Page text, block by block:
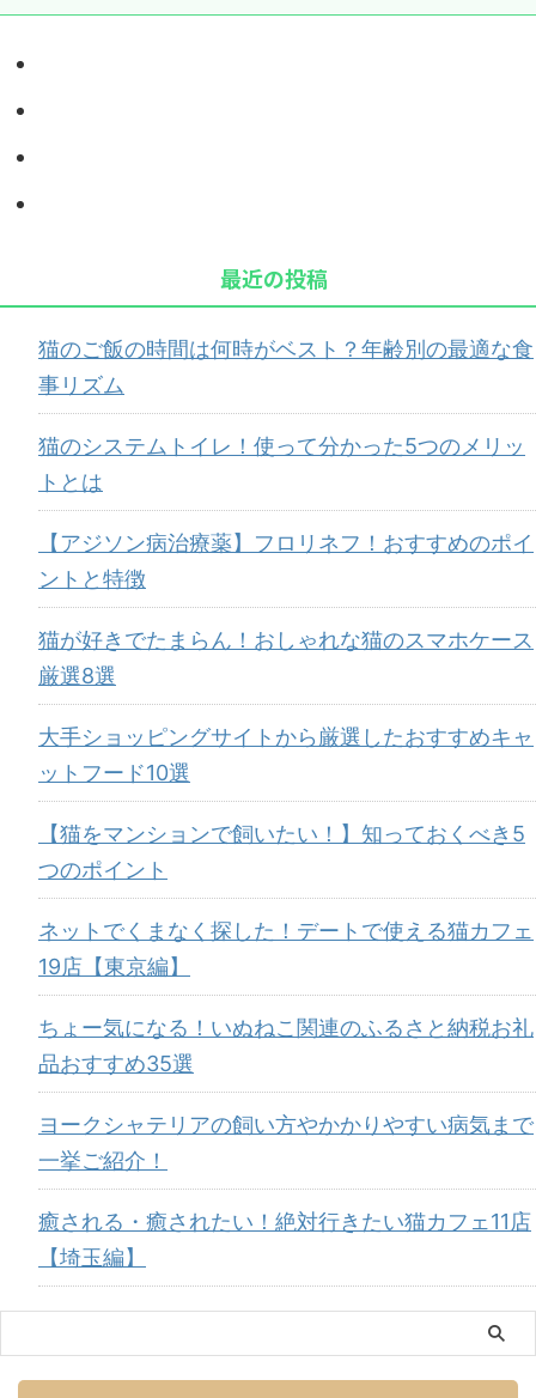
最近の投稿
猫のご飯の時間は何時がベスト？年齢別の最適な食
事リズム
猫のシステムトイレ！使って分かった5つのメリッ
トとは
【アジソン病治療薬】フロリネフ！おすすめのポイ
ントと特徴
猫が好きでたまらん！おしゃれな猫のスマホケース
厳選8選
大手ショッピングサイトから厳選したおすすめキャ
ットフード10選
【猫をマンションで飼いたい！】知っておくべき5
つのポイント
ネットでくまなく探した！デートで使える猫カフェ
19店【東京編】
ちょー気になる！いぬねこ関連のふるさと納税お礼
品おすすめ35選
ヨークシャテリアの飼い方やかかりやすい病気まで
一挙ご紹介！
癒される・癒されたい！絶対行きたい猫カフェ11店
【埼玉編】